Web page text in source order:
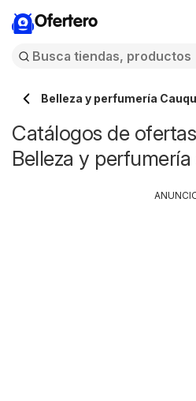
Ofertero
Belleza y perfumería
Catálogos de
Belleza y